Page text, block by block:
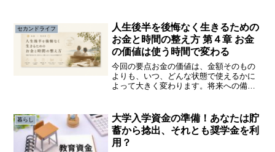
デルにした年金制度は女性の社会進出と
ともに転換期を迎えています。
セカンドライフ
人生後半を後悔なく生きるための
お金と時間の整え方 第４章 お金
の価値は使う時間で変わる
今回の要点お金の価値は、金額そのもの
よりも、いつ、どんな状態で使えるかに
よって大きく変わります。将来への備え
ことが、後悔の少ない人生後半につなが
ります。第４章 お金の価...
暮らし
大学入学資金の準備！あなたは貯
蓄から捻出、それとも奨学金を利
用？